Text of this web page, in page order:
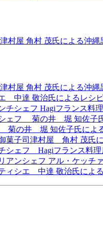
村屋 角村 茂氏による沖
村屋 角村 茂氏による沖
中達 敬治氏によるレシ
チシェフ Hagiフランス料
ェフ 菊の井 堀 知佐子氏
菊の井 堀 知佐子氏によ
子司津村屋 角村 茂氏に
シェフ Hagiフランス料
アンシェフ アル・ケッチ
ィシエ 中達 敬治氏による